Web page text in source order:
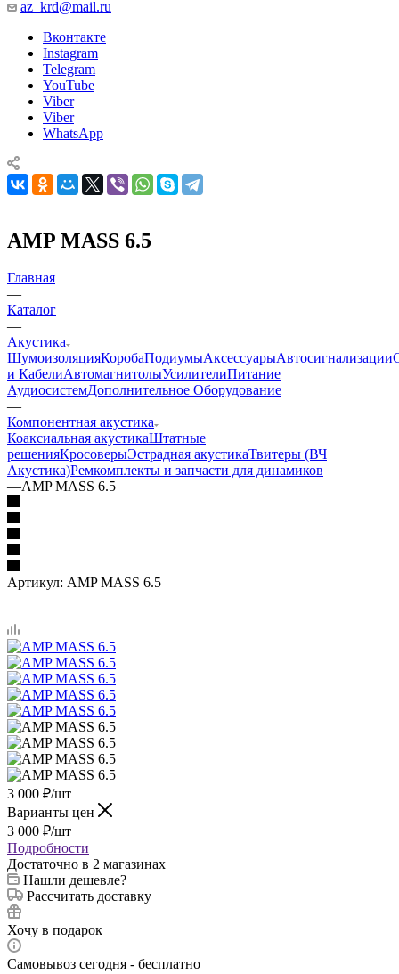
az_krd@mail.ru
Вконтакте
Instagram
Telegram
YouTube
Viber
Viber
WhatsApp
AMP MASS 6.5
Главная
—
Каталог
—
Акустика
ШумоизоляцияКоробаПодиумыАксессуарыАвтосигнализации
и КабелиАвтомагнитолыУсилителиПитание
АудиосистемДополнительное Оборудование
—
Компонентная акустика
Коаксиальная акустикаШтатные
решенияКросоверыЭстрадная акустикаТвитеры (ВЧ
Акустика)Ремкомплекты и запчасти для динамиков
—AMP MASS 6.5
Артикул: AMP MASS 6.5
3 000 ₽/шт
Варианты цен
3 000 ₽/шт
Подробности
Достаточно в 2 магазинах
Нашли дешевле?
Рассчитать доставку
Хочу в подарок
Самовывоз сегодня - бесплатно